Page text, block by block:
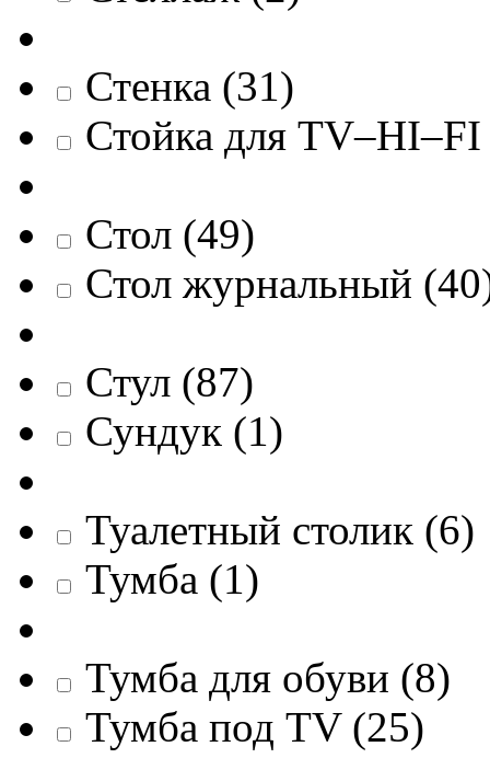
Стенка (31)
Стойка для TV–HI–FI
Стол (49)
Стол журнальный (40
Стул (87)
Сундук (1)
Туалетный столик (6)
Тумба (1)
Тумба для обуви (8)
Тумба под TV (25)